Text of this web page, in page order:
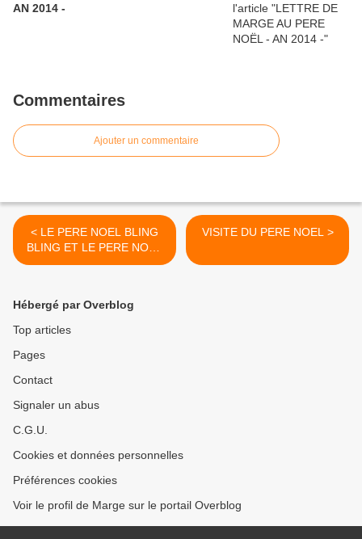
AN 2014 -
Commentaires
Ajouter un commentaire
< LE PERE NOEL BLING
BLING ET LE PERE NOEL
LOW COST
VISITE DU PERE NOEL >
Hébergé par Overblog
Top articles
Pages
Contact
Signaler un abus
C.G.U.
Cookies et données personnelles
Préférences cookies
Voir le profil de Marge sur le portail Overblog